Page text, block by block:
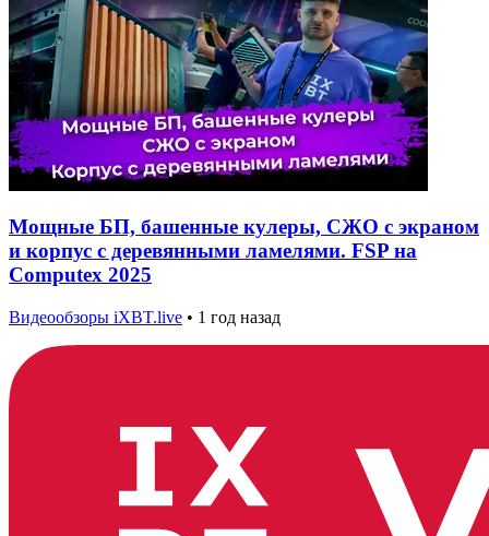
Мощные БП, башенные кулеры, СЖО с экраном
и корпус с деревянными ламелями. FSP на
Computex 2025
Видеообзоры iXBT.live • 1 год назад